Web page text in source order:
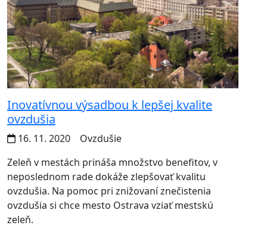
Inovatívnou výsadbou k lepšej kvalite
ovzdušia
16. 11. 2020
Ovzdušie
Zeleň v mestách prináša množstvo benefitov, v
neposlednom rade dokáže zlepšovať kvalitu
ovzdušia. Na pomoc pri znižovaní znečistenia
ovzdušia si chce mesto Ostrava vziať mestskú
zeleň.